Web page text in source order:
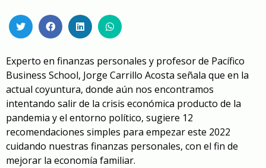
Experto en finanzas personales y profesor de Pacífico
Business School, Jorge Carrillo Acosta señala que en la
actual coyuntura, donde aún nos encontramos
intentando salir de la crisis económica producto de la
pandemia y el entorno político, sugiere 12
recomendaciones simples para empezar este 2022
cuidando nuestras finanzas personales, con el fin de
mejorar la economía familiar.